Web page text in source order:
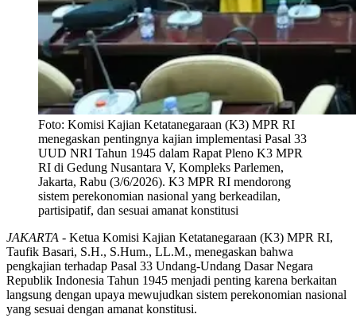
Foto: Komisi Kajian Ketatanegaraan (K3) MPR RI
menegaskan pentingnya kajian implementasi Pasal 33
UUD NRI Tahun 1945 dalam Rapat Pleno K3 MPR
RI di Gedung Nusantara V, Kompleks Parlemen,
Jakarta, Rabu (3/6/2026). K3 MPR RI mendorong
sistem perekonomian nasional yang berkeadilan,
partisipatif, dan sesuai amanat konstitusi
JAKARTA - Ketua Komisi Kajian Ketatanegaraan (K3) MPR RI,
Taufik Basari, S.H., S.Hum., LL.M., menegaskan bahwa
pengkajian terhadap Pasal 33 Undang-Undang Dasar Negara
Republik Indonesia Tahun 1945 menjadi penting karena berkaitan
langsung dengan upaya mewujudkan sistem perekonomian nasional
yang sesuai dengan amanat konstitusi.